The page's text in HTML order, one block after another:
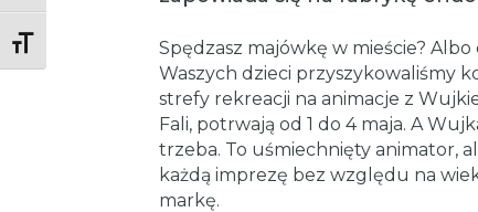
Toggle Font size
Spędzasz majówkę w mieście?
Waszych dzieci przyszykowaliśmy
strefy rekreacji na animacje z
Fali, potrwają od 1 do 4 maja. A
trzeba. To uśmiechnięty animator,
każdą imprezę bez względu na
markę.